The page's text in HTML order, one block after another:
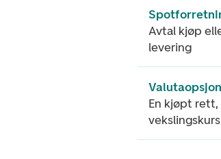
Avtal kjøp
levering
En kjøpt
vekslingskurs